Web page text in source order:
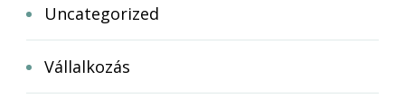
Uncategorized
Vállalkozás